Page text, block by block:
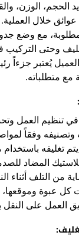
الحجم، الوزن،
خلال
مع وضع
وحتى التركيب
يُعتبر جزءاً
متطلباته.
تنظيم العمل
وتصنيفه وفقاً
تغليفه
المضاد
من التلف أثناء
كل عبوة وموقعها،
العمل على